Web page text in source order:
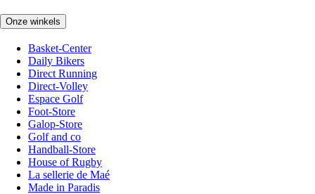
Onze winkels
Basket-Center
Daily Bikers
Direct Running
Direct-Volley
Espace Golf
Foot-Store
Galop-Store
Golf and co
Handball-Store
House of Rugby
La sellerie de Maé
Made in Paradis